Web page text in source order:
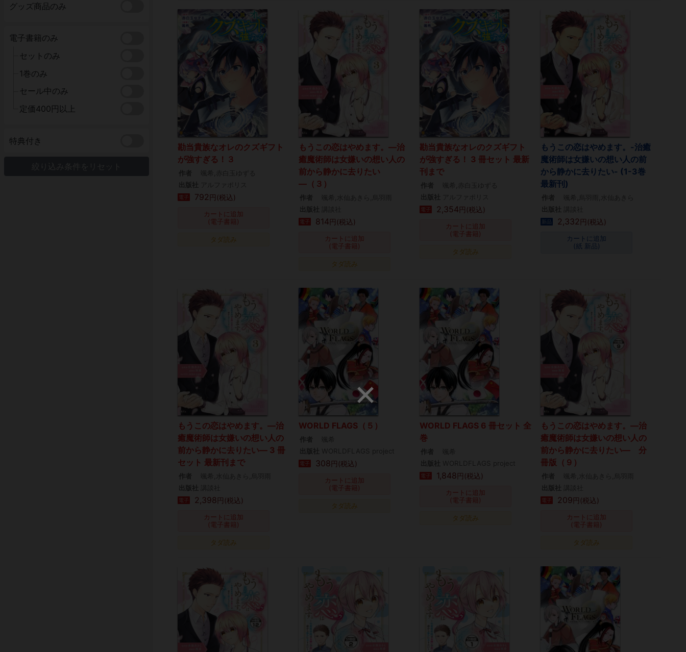
グッズ商品のみ
電子書籍のみ
セットのみ
1巻のみ
セール中のみ
定価400円以上
特典付き
勘当貴族なオレのクズギフト
が強すぎる！３
電子 792 円(税込)
カートに追加
(電子書籍)
タダ読み
もうこの恋はやめます。―治
癒魔術師は女嫌いの想い人の
前から静かに去りたい
―（３）
電子 814円(税込)
カートに追加
(電子書籍)
タダ読み
勘当貴族なオレのクズギフト
が強すぎる！ 3 冊セット 最新
刊まで
電子 2,354円(税込)
カートに追加
(電子書籍)
タダ読み
もうこの恋はやめます。-治癒
魔術師は女嫌いの想い人の前
から静かに去りたい- (1-3巻
最新刊)
新品 2,332 円(税込)
カートに追加
(紙 新品)
もうこの恋はやめます。―治
癒魔術師は女嫌いの想い人の
前から静かに去りたい― 3 冊
セット 最新刊まで
電子 2,398円(税込)
カートに追加
(電子書籍)
タダ読み
WORLD FLAGS（５）
電子 308円(税込)
カートに追加
(電子書籍)
タダ読み
WORLD FLAGS 6 冊セット 全
巻
電子 1,848円(税込)
カートに追加
(電子書籍)
タダ読み
もうこの恋はやめます。―治
癒魔術師は女嫌いの想い人の
前から静かに去りたい― 分
冊版（９）
電子 209円(税込)
カートに追加
(電子書籍)
タダ読み